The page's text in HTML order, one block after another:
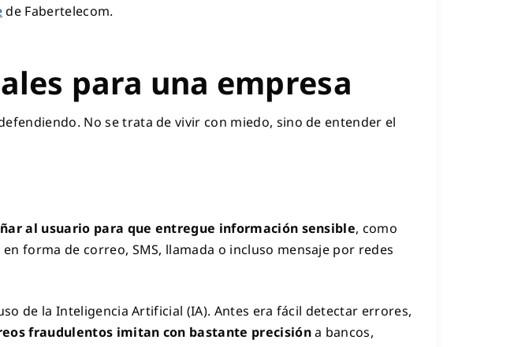
de Fabertelecom.
para una empresa
No se trata de vivir con miedo, sino de entender el
al usuario para que entregue información sensible, como
forma de correo, SMS, llamada o incluso mensaje por redes
de la Inteligencia Artificial (IA). Antes era fácil detectar errores,
fraudulentos imitan con bastante precisióna bancos,